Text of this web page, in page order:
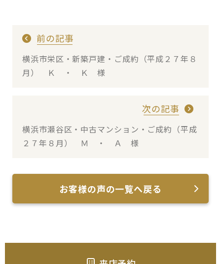
前の記事
横浜市栄区・新築戸建・ご成約（平成２７年８
月） Ｋ ・ Ｋ 様
次の記事
横浜市瀬谷区・中古マンション・ご成約（平成
２７年８月） Ｍ ・ Ａ 様
お客様の声の一覧へ戻る